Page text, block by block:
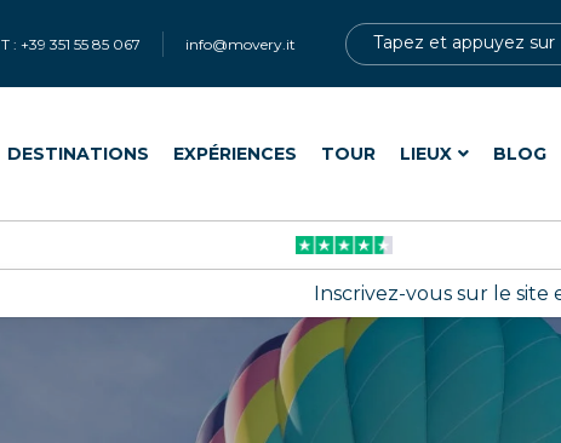
T : +39 351 55 85 067 info@movery.it
DESTINATIONS EXPÉRIENCES TOUR LIEUX BLOG
Inscrivez-vous sur le site